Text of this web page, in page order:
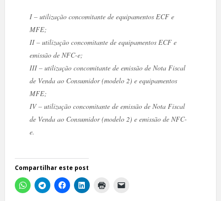
I – utilização concomitante de equipamentos ECF e
MFE;
II – utilização concomitante de equipamentos ECF e
emissão de NFC-e;
III – utilização concomitante de emissão de Nota Fiscal
de Venda ao Consumidor (modelo 2) e equipamentos
MFE;
IV – utilização concomitante de emissão de Nota Fiscal
de Venda ao Consumidor (modelo 2) e emissão de NFC-
e.
Compartilhar este post